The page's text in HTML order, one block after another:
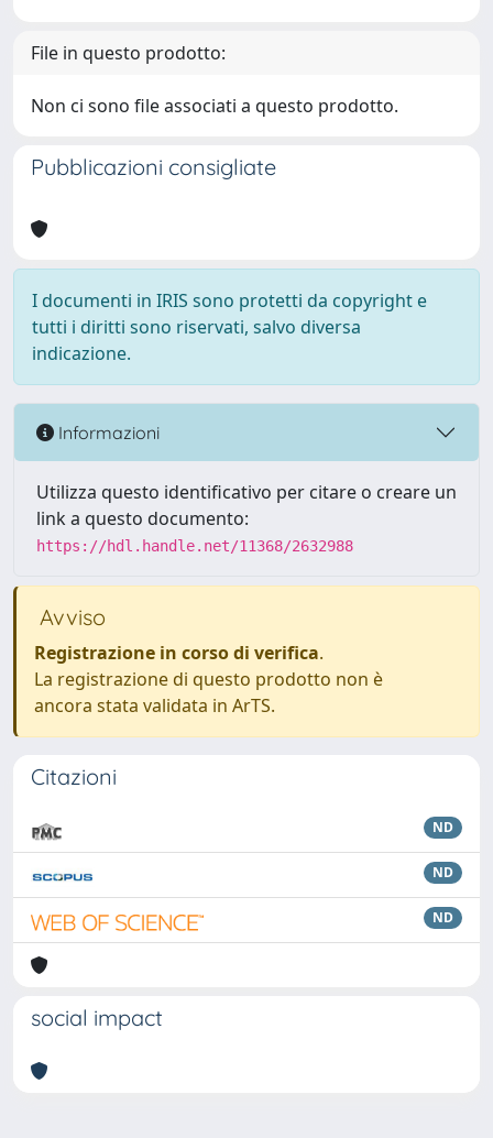
File in questo prodotto:
Non ci sono file associati a questo prodotto.
Pubblicazioni consigliate
I documenti in IRIS sono protetti da copyright e
tutti i diritti sono riservati, salvo diversa
indicazione.
Informazioni
Utilizza questo identificativo per citare o creare un
link a questo documento:
https://hdl.handle.net/11368/2632988
Avviso
Registrazione in corso di verifica.
La registrazione di questo prodotto non è
ancora stata validata in ArTS.
Citazioni
ND
ND
ND
social impact